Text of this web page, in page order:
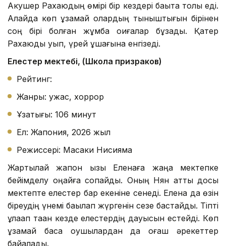
Акушер Рахаюдың өмірі бір кездері бақытқа толы еді.
Алайда көп ұзамай олардың тыныштығын бірінен
соң бірі болған жұмбақ оқиғалар бұзады. Қатер
Рахаюды қуып, үрей құшағына енгізеді.
Елестер мектебі, (Школа призраков)
Рейтинг:
Жанры: ужас, хоррор
Ұзақтығы: 106 минут
Ел: Жапония, 2026 жыл
Режиссері: Масаки Нисияма
Жартылай жапон қызы Еленаға жаңа мектепке
бейімделу оңайға соқпайды. Оның Нян атты досы
мектепте елестер бар екеніне сенеді. Елена да өзін
біреудің үнемі бақылап жүргенін сезе бастайды. Тіпті
құлаққап таққан кезде елестердің дауысын естейді. Көп
ұзамай басқа оқушылардан да оғаш әрекеттер
байқалады.